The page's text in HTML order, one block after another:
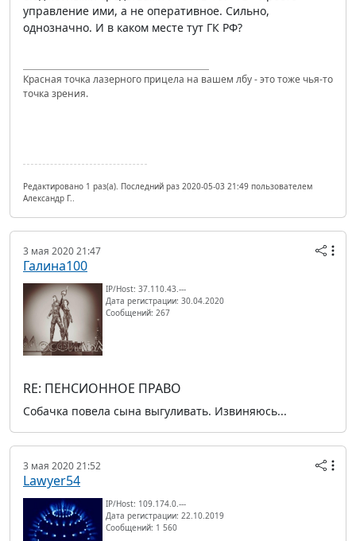
управление ими, а не оперативное. Сильно,
однозначно. И в каком месте тут ГК РФ?
Красная точка лазерного прицела на вашем лбу - это тоже чья-то
точка зрения.
Редактировано 1 раз(а). Последний раз 2020-05-03 21:49 пользователем
Александр Г..
3 мая 2020 21:47
Галина100
IP/Host: 37.110.43.---
Дата регистрации: 30.04.2020
Сообщений: 267
RE: ПЕНСИОННОЕ ПРАВО
Собачка повела сына выгуливать. Извиняюсь...
3 мая 2020 21:52
Lawyer54
IP/Host: 109.174.0.---
Дата регистрации: 22.10.2019
Сообщений: 1 560